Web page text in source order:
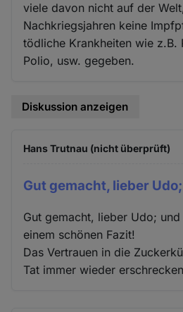
viele davon nicht auf der
Nachkriegsjahren keine
tödliche Krankheiten wie z.B.
Polio, usw. gegeben.
Diskussion anzeigen
Hans Trutnau (nicht überprüft)
Gut gemacht, lieber
Gut gemacht, lieber Udo;
einem schönen Fazit!
Das Vertrauen in die
Tat immer wieder